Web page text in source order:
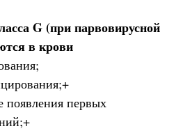
G (при парвовирусной
в крови
появления первых